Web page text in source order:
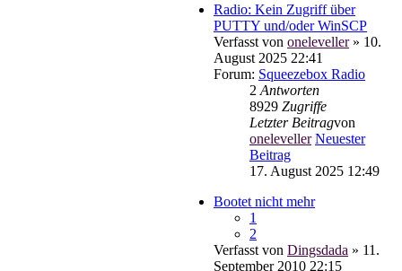
Radio: Kein Zugriff über
PUTTY und/oder WinSCP
Verfasst von oneleveller» 10.
August 2025 22:41
Forum: Squeezebox Radio
2 Antworten
8929 Zugriffe
Letzter Beitragvon
oneleveller Neuester
Beitrag
17. August 2025 12:49
Bootet nicht mehr
1
2
Verfasst von Dingsdada » 11.
September 2010 22:15